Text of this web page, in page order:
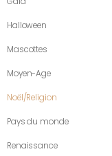
Halloween
Mascottes
Moyen-Age
Noël/Religion
Pays du monde
Renaissance